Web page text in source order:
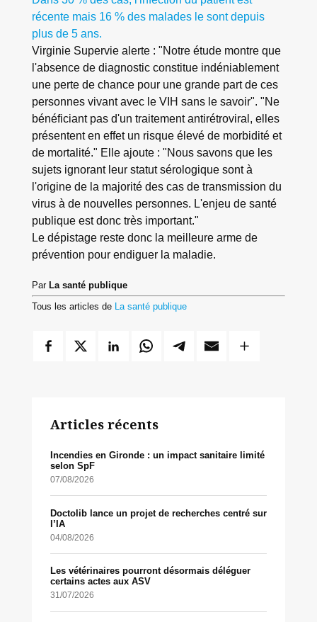
récente mais 16 % des malades le sont depuis
plus de 5 ans.
Virginie Supervie alerte : "Notre étude montre que
l'absence de diagnostic constitue indéniablement
une perte de chance pour une grande part de ces
personnes vivant avec le VIH sans le savoir". "Ne
bénéficiant pas d'un traitement antirétroviral, elles
présentent en effet un risque élevé de morbidité et
de mortalité." Elle ajoute : "Nous savons que les
sujets ignorant leur statut sérologique sont à
l'origine de la majorité des cas de transmission du
virus à de nouvelles personnes. L'enjeu de santé
publique est donc très important."
Le dépistage reste donc la meilleure arme de
prévention pour endiguer la maladie.
Par La santé publique
Tous les articles de La santé publique
Articles récents
Incendies en Gironde : un impact sanitaire limité
selon SpF
07/08/2026
Doctolib lance un projet de recherches centré sur
l’IA
04/08/2026
Les vétérinaires pourront désormais déléguer
certains actes aux ASV
31/07/2026